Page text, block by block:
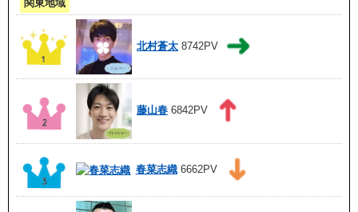
関東地域
北村蒼太8742PV
藤山春6842PV
春菜志織6662PV